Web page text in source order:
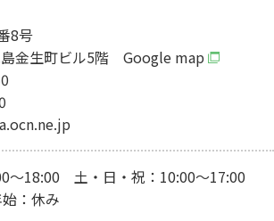
8号
金生町ビル5階 Google map
～18:00 土・日・祝：10:00～17:00
：休み